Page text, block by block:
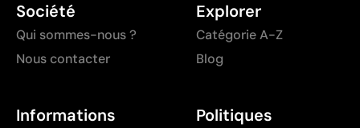
Société
Qui sommes-nous ?
Nous contacter
Explorer
Catégorie A-Z
Blog
Informations
Politiques